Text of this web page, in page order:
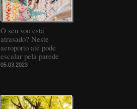
O seu voo está
atrasado? Neste
aeroporto até pode
escalar pela parede
05.03.2023